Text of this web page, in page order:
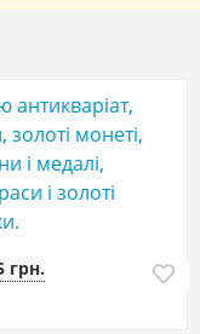
антикваріат,
золоті монеті,
і медалі,
і золоті
грн.